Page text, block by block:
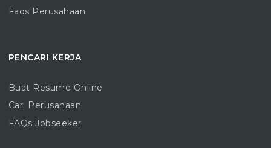
Faqs Perusahaan
PENCARI KERJA
Buat Resume Online
Cari Perusahaan
FAQs Jobseeker